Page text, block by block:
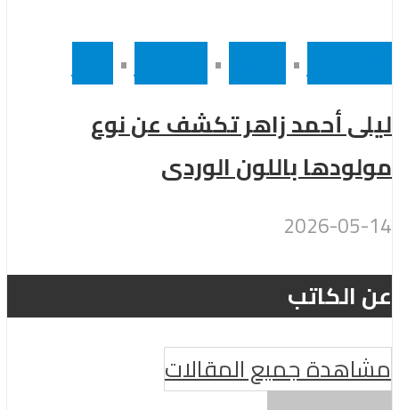
•
•
•
ليلى أحمد زاهر تكشف عن نوع
مولودها باللون الوردى
2026-05-14
عن الكاتب
مشاهدة جميع المقالات